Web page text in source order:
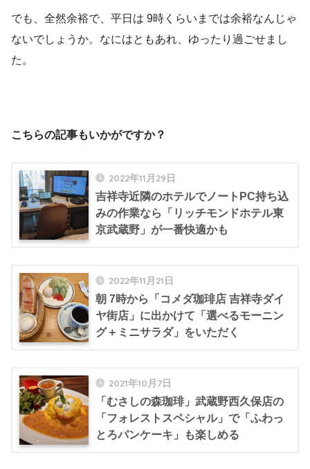
でも、全然余裕で、平日は 9時くらいまでは余裕なんじゃ
ないでしょうか。なにはともあれ、ゆったり過ごせまし
た。
こちらの記事もいかがですか？
2022年11月29日
吉祥寺近隣のホテルでノートPC持ち込
みの作業なら「リッチモンドホテル東
京武蔵野」が一番快適かも
2022年11月21日
朝 7時から「コメダ珈琲店 吉祥寺ダイ
ヤ街店」に出かけて「選べるモーニン
グ＋ミニサラダ」をいただく
2021年10月7日
「むさしの森珈琲」武蔵野西久保店の
「フォレストスペシャル」で「ふわっ
とろパンケーキ」も楽しめる